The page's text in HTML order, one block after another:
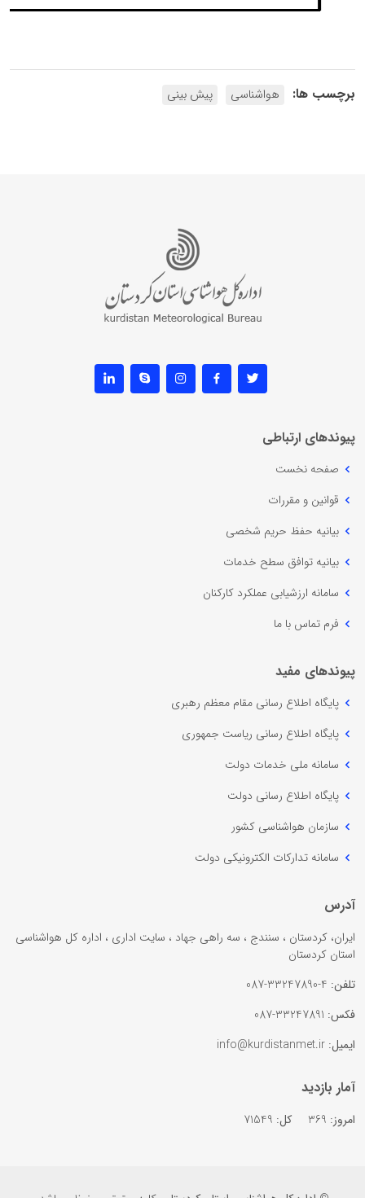
برچسب ها: هواشناسی پیش بینی
پیوندهای ارتباطی
صفحه نخست
قوانین و مقررات
بیانیه حفظ حریم شخصی
بیانیه توافق سطح خدمات
سامانه ارزشیابی عملکرد کارکنان
فرم تماس با ما
پیوندهای مفید
پایگاه اطلاع رسانی مقام معظم رهبری
پایگاه اطلاع رسانی ریاست جمهوری
سامانه ملی خدمات دولت
پایگاه اطلاع رسانی دولت
سازمان هواشناسی کشور
سامانه تدارکات الکترونیکی دولت
آدرس
ایران، کردستان ، سنندج ، سه راهی جهاد ، سایت اداری ، اداره کل هواشناسی
استان کردستان
تلفن:
فکس:
ایمیل:
آمار بازدید
امروز: کل: